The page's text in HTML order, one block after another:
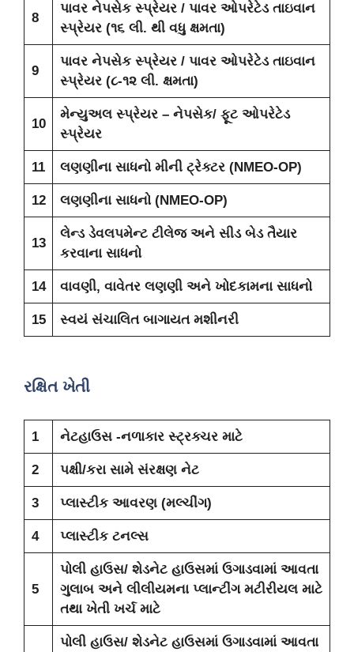
8
પાવર નેપસેક સ્પ્રેયર / પાવર ઓપરેટેડ તાઇવાન
સ્પ્રેયર (૧૬ લી. થી વધુ ક્ષમતા)
9
પાવર નેપસેક સ્પ્રેયર / પાવર ઓપરેટેડ તાઇવાન
સ્પ્રેયર (૮-૧૨ લી. ક્ષમતા)
10
મેન્યુઅલ સ્પ્રેયર – નેપસેક/ ફૂટ ઓપરેટેડ
સ્પ્રેયર
11 લણણીના સાધનો મીની ટ્રેક્ટર (NMEO-OP)
12 લણણીના સાધનો (NMEO-OP)
13
લેન્ડ ડેવલપમેન્ટ ટીલેજ અને સીડ બેડ તૈયાર
કરવાના સાધનો
14 વાવણી, વાવેતર લણણી અને ખોદકામના સાધનો
15 સ્વયં સંચાલિત બાગાયત મશીનરી
રક્ષિત ખેતી
1 નેટહાઉસ -નળાકાર સ્ટ્રક્ચર માટે
2 પક્ષી/કરા સામે સંરક્ષણ નેટ
3 પ્લાસ્ટીક આવરણ (મલ્ચીંગ)
4 પ્લાસ્ટીક ટનલ્સ
5
પોલી હાઉસ/ શેડનેટ હાઉસમાં ઉગાડવામાં આવતા
ગુલાબ અને લીલીયમના પ્લાન્ટીંગ મટીરીયલ માટે
તથા ખેતી ખર્ચ માટે
પોલી હાઉસ/ શેડનેટ હાઉસમાં ઉગાડવામાં આવતા